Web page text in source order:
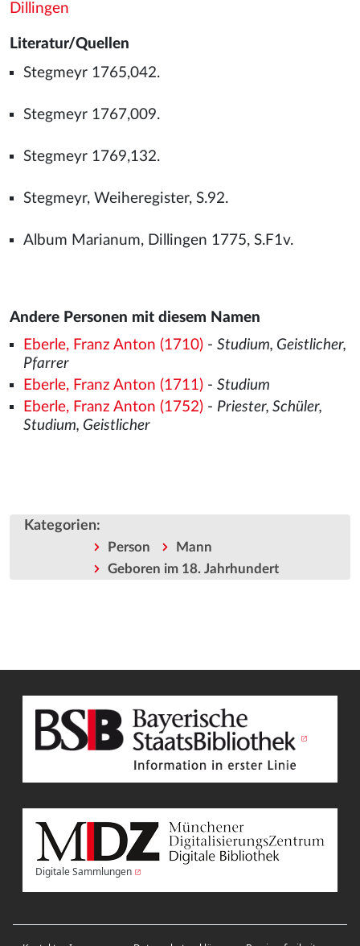
Dillingen
Literatur/Quellen
Stegmeyr 1765,042.
Stegmeyr 1767,009.
Stegmeyr 1769,132.
Stegmeyr, Weiheregister, S.92.
Album Marianum, Dillingen 1775, S.F1v.
Andere Personen mit diesem Namen
Eberle, Franz Anton (1710)- Studium, Geistlicher,
Pfarrer
Eberle, Franz Anton (1711)- Studium
Eberle, Franz Anton (1752)- Priester, Schüler,
Studium, Geistlicher
Kategorien:
Person
Mann
Geboren im 18. Jahrhundert
Digitale Sammlungen